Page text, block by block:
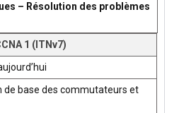
– Résolution des problèmes
1 (ITNv7)
de base des commutateurs et